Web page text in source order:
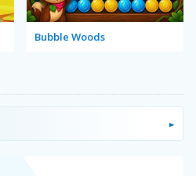
Bubble Woods